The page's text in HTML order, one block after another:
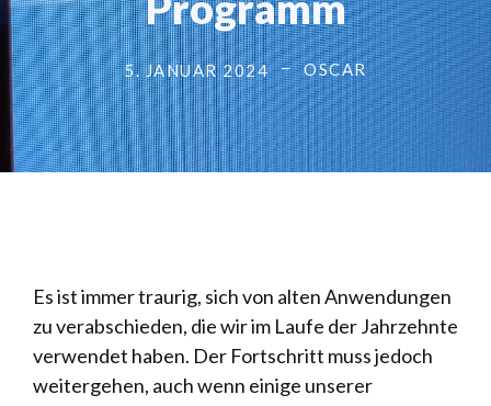
5. JANUAR 2024 OSCAR
Es ist immer traurig, sich von alten Anwendungen
zu verabschieden, die wir im Laufe der Jahrzehnte
verwendet haben. Der Fortschritt muss jedoch
weitergehen, auch wenn einige unserer